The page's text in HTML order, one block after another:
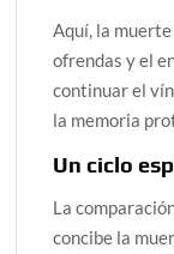
Aquí, la
ofrendas y el
continuar el
la memoria
Un ciclo
La
concibe la